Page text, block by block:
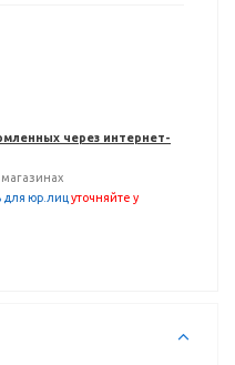
через интернет-
для юр.лиц уточняйте у